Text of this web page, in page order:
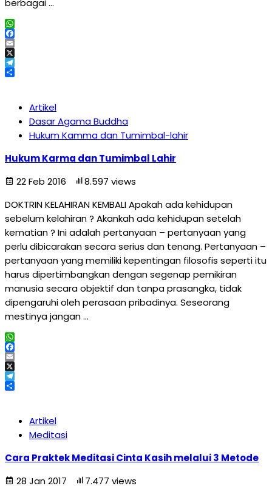
berbagai …
WhatsApp
Facebook
Email
X
Telegram
Artikel
Dasar Agama Buddha
Hukum Kamma dan Tumimbal-lahir
Hukum Karma dan Tumimbal Lahir
22 Feb 2016
8.597 views
DOKTRIN KELAHIRAN KEMBALI Apakah ada kehidupan
sebelum kelahiran ? Akankah ada kehidupan setelah
kematian ? Ini adalah pertanyaan – pertanyaan yang
perlu dibicarakan secara serius dan tenang. Pertanyaan –
pertanyaan yang memiliki kepentingan filosofis seperti itu
harus dipertimbangkan dengan segenap pemikiran
manusia secara objektif dan tanpa prasangka, tidak
dipengaruhi oleh perasaan pribadinya. Seseorang
mestinya jangan …
WhatsApp
Facebook
Email
X
Telegram
Artikel
Meditasi
Cara Praktek Meditasi Cinta Kasih melalui 3 Metode
28 Jan 2017
7.477 views